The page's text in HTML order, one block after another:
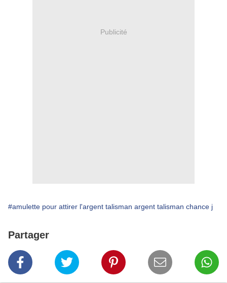
Publicité
#amulette pour attirer l'argent talisman argent talisman chance j
Partager